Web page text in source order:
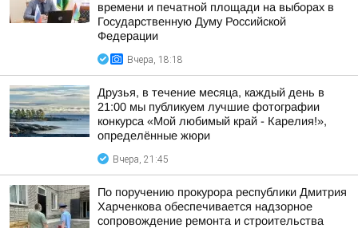
времени и печатной площади на выборах в
Государственную Думу Российской
Федерации
Вчера, 18:18
Друзья, в течение месяца, каждый день в
21:00 мы публикуем лучшие фотографии
конкурса «Мой любимый край - Карелия!»,
определённые жюри
Вчера, 21:45
По поручению прокурора республики Дмитрия
Харченкова обеспечивается надзорное
сопровождение ремонта и строительства